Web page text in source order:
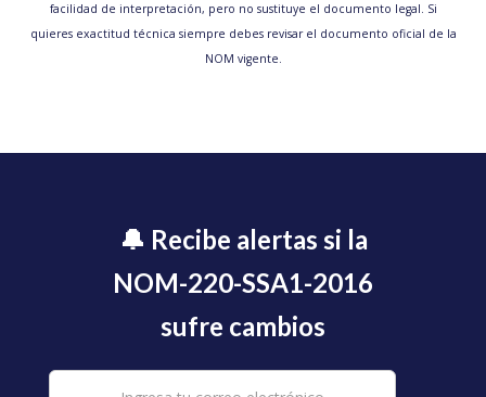
facilidad de interpretación, pero no sustituye el documento legal. Si
quieres exactitud técnica siempre debes revisar el documento oficial de la
NOM vigente.
🔔 Recibe alertas si la
NOM-220-SSA1-2016
sufre cambios